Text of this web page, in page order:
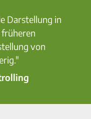
Darstellung in
von